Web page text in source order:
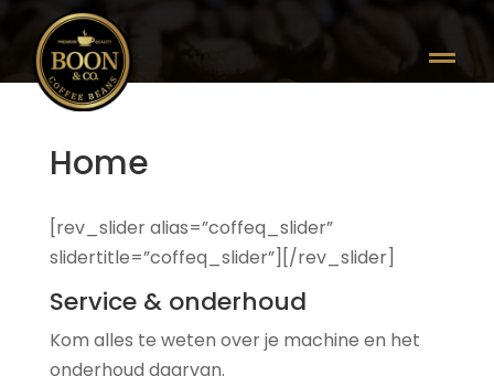

Home
[rev_slider alias=”coffeq_slider”
slidertitle=”coffeq_slider”][/rev_slider]
Service & onderhoud
Kom alles te weten over je machine en het
onderhoud daarvan.